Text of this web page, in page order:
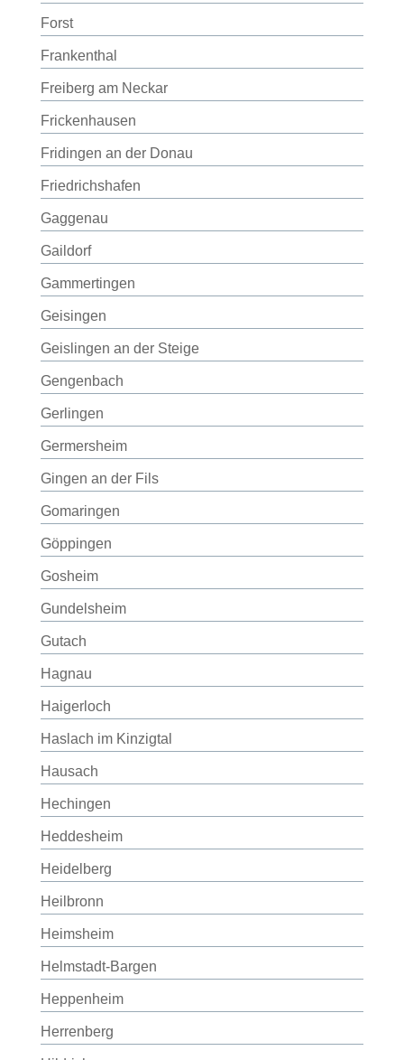
Forst
Frankenthal
Freiberg am Neckar
Frickenhausen
Fridingen an der Donau
Friedrichshafen
Gaggenau
Gaildorf
Gammertingen
Geisingen
Geislingen an der Steige
Gengenbach
Gerlingen
Germersheim
Gingen an der Fils
Gomaringen
Göppingen
Gosheim
Gundelsheim
Gutach
Hagnau
Haigerloch
Haslach im Kinzigtal
Hausach
Hechingen
Heddesheim
Heidelberg
Heilbronn
Heimsheim
Helmstadt-Bargen
Heppenheim
Herrenberg